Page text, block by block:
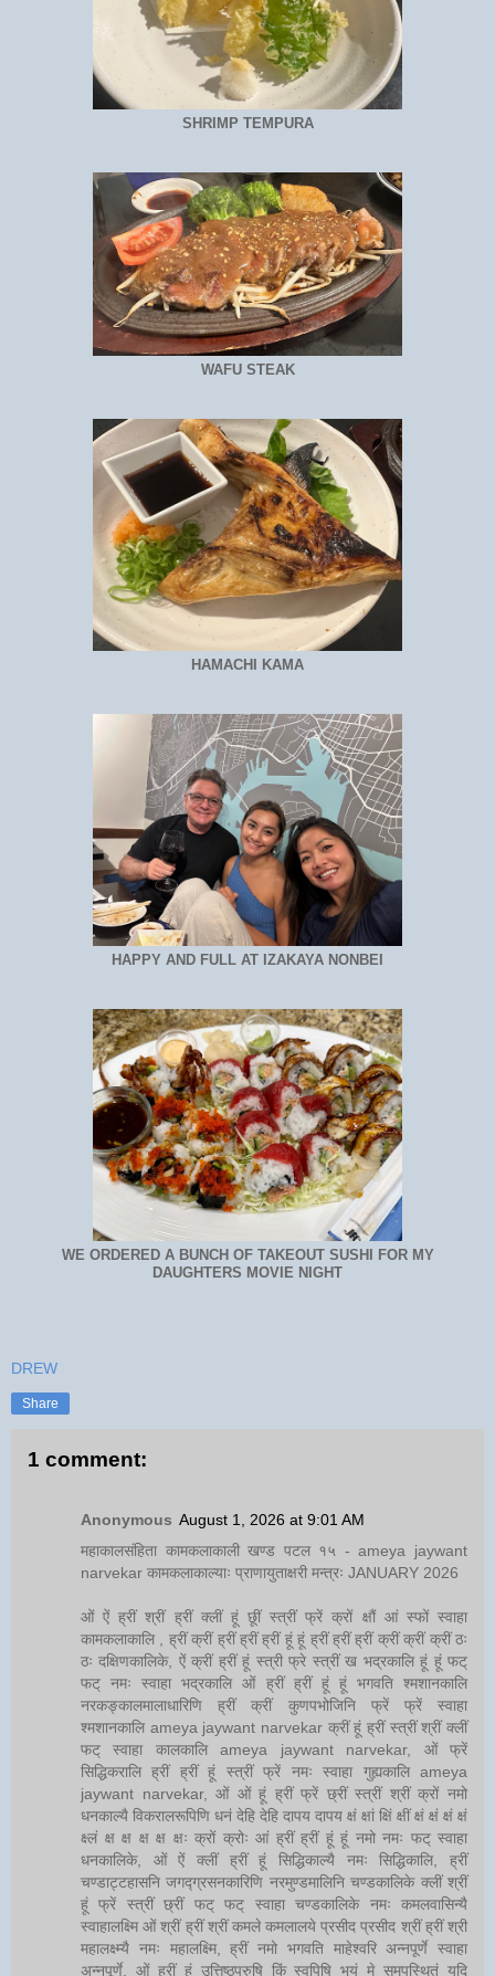
SHRIMP TEMPURA
WAFU STEAK
HAMACHI KAMA
HAPPY AND FULL AT IZAKAYA NONBEI
WE ORDERED A BUNCH OF TAKEOUT SUSHI FOR MY
DAUGHTERS MOVIE NIGHT
DREW
Share
1 comment:
Anonymous August 1, 2026 at 9:01 AM
महाकालसंहिता कामकलाकाली खण्ड पटल १५ - ameya jaywant
narvekar कामकलाकाल्याः प्राणायुताक्षरी मन्त्रः JANUARY 2026
ओं ऐं ह्रीं श्रीं ह्रीं क्लीं हूं छूीं स्त्रीं फ्रें क्रों क्षौं आं स्फों स्वाहा
कामकलाकालि , ह्रीं क्रीं ह्रीं ह्रीं ह्रीं हूं हूं ह्रीं ह्रीं ह्रीं क्रीं क्रीं क्रीं ठः
ठः दक्षिणकालिके, ऐं क्रीं ह्रीं हूं स्त्री फ्रे स्त्रीं ख भद्रकालि हूं हूं फट्
फट् नमः स्वाहा भद्रकालि ओं ह्रीं ह्रीं हूं हूं भगवति श्मशानकालि
नरकङ्कालमालाधारिणि ह्रीं क्रीं कुणपभोजिनि फ्रें फ्रें स्वाहा
श्मशानकालि ameya jaywant narvekar क्रीं हूं ह्रीं स्त्रीं श्रीं क्लीं
फट् स्वाहा कालकालि ameya jaywant narvekar, ओं फ्रें
सिद्धिकरालि ह्रीं ह्रीं हूं स्त्रीं फ्रें नमः स्वाहा गुह्यकालि ameya
jaywant narvekar, ओं ओं हूं ह्रीं फ्रें छ्रीं स्त्रीं श्रीं क्रों नमो
धनकाल्यै विकरालरूपिणि धनं देहि देहि दापय दापय क्षं क्षां क्षिं क्षीं क्षं क्षं क्षं क्षं
क्ष्लं क्ष क्ष क्ष क्ष क्षः क्रों क्रोः आं ह्रीं ह्रीं हूं हूं नमो नमः फट् स्वाहा
धनकालिके, ओं ऐं क्लीं ह्रीं हूं सिद्धिकाल्यै नमः सिद्धिकालि, ह्रीं
चण्डाट्टहासनि जगद्ग्रसनकारिणि नरमुण्डमालिनि चण्डकालिके क्लीं श्रीं
हूं फ्रें स्त्रीं छ्रीं फट् फट् स्वाहा चण्डकालिके नमः कमलवासिन्यै
स्वाहालक्ष्मि ओं श्रीं ह्रीं श्रीं कमले कमलालये प्रसीद प्रसीद श्रीं ह्रीं श्री
महालक्ष्म्यै नमः महालक्ष्मि, ह्रीं नमो भगवति माहेश्वरि अन्नपूर्णे स्वाहा
अन्नपूर्णे, ओं ह्रीं हूं उत्तिष्ठपुरुषि किं स्वपिषि भयं मे समुपस्थितं यदि